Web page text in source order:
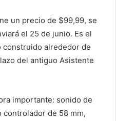
un precio de $99,99, se
el 25 de junio. Es el
alrededor de
del antiguo Asistente
importante: sonido de
de 58 mm,